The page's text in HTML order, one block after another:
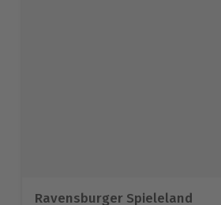
Ravensburger Spieleland